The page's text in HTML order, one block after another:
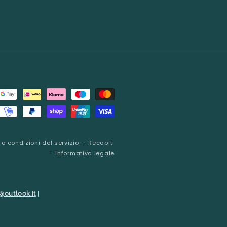
e condizioni del servizio
Recapiti
Informativa legale
|